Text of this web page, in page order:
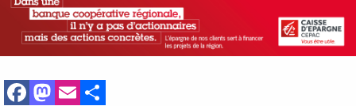
Facebook
Mastodon
Email